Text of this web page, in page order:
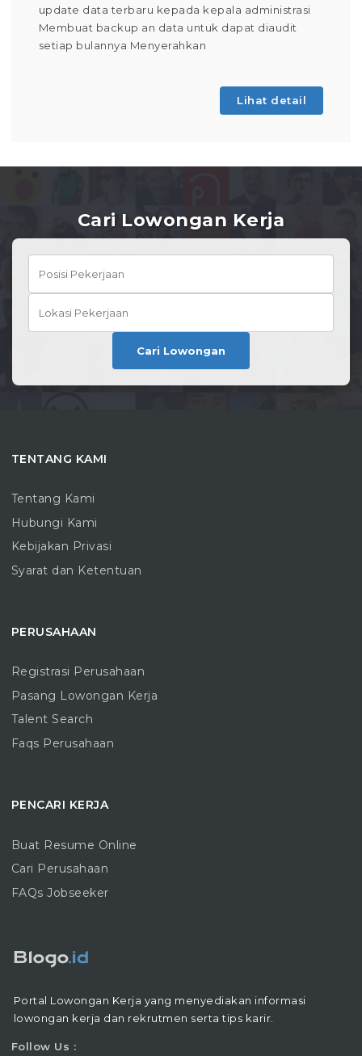
update data terbaru kepada kepala administrasi
Membuat backup an data untuk dapat diaudit
setiap bulannya Menyerahkan
Lihat detail
Cari Lowongan Kerja
Cari Lowongan
TENTANG KAMI
Tentang Kami
Hubungi Kami
Kebijakan Privasi
Syarat dan Ketentuan
PERUSAHAAN
Registrasi Perusahaan
Pasang Lowongan Kerja
Talent Search
Faqs Perusahaan
PENCARI KERJA
Buat Resume Online
Cari Perusahaan
FAQs Jobseeker
Portal Lowongan Kerja yang menyediakan informasi
lowongan kerja dan rekrutmen serta tips karir.
Follow Us :